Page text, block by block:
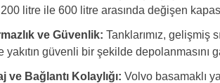
litre ile 600 litre arasında değişen
ve Güvenlik: Tanklarımız, gelişmiş
yakıtın güvenli bir şekilde
ve Bağlantı Kolaylığı: Volvo basamaklı